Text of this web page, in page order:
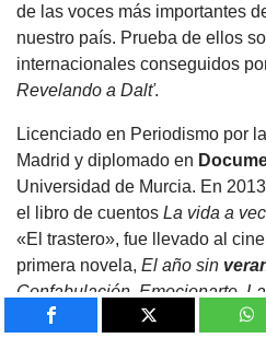
de las voces más importantes
nuestro país. Prueba de ellos
internacionales conseguidos
Revelando a Dalť.
Licenciado en Periodismo por
Madrid y diplomado en
Universidad de Murcia. En
el libro de cuentos La vida a
«El trastero», fue llevado al
primera novela, El año sin
Confabulación. Emocionarte
obtuvo el premio Espasa 2020